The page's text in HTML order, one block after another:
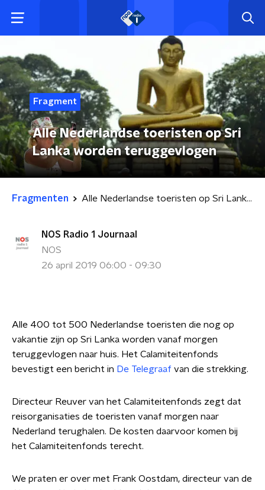
Fragment
Alle Nederlandse toeristen op Sri
Lanka worden teruggevlogen
Fragmenten Alle Nederlandse toeristen op Sri Lanka worden teruggevlogen
NOS Radio 1 Journaal
NOS
26 april 2019 06:00 - 09:30
Alle 400 tot 500 Nederlandse toeristen die nog op
vakantie zijn op Sri Lanka worden vanaf morgen
teruggevlogen naar huis. Het Calamiteitenfonds
bevestigt een bericht in De Telegraaf van die strekking.
Directeur Reuver van het Calamiteitenfonds zegt dat
reisorganisaties de toeristen vanaf morgen naar
Nederland terughalen. De kosten daarvoor komen bij
het Calamiteitenfonds terecht.
We praten er over met Frank Oostdam, directeur van de